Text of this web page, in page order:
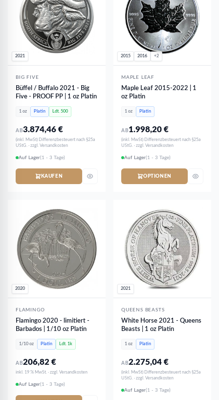
2021
BIG FIVE
Büffel / Buffalo 2021 - Big
Five - PROOF PP | 1 oz Platin
1 oz Platin Ldt. 500
AB3.874,46€
(inkl. MwSt) Differenzbesteuert nach §25a
UStG. · zzgl. Versandkosten
Auf Lager(1 - 3 Tage)
KAUFEN
2015 2016 +2
MAPLE LEAF
Maple Leaf 2015-2022 | 1
oz Platin
1 oz Platin
AB 1.998,20€
(inkl. MwSt) Differenzbesteuert nach §25a
UStG. · zzgl. Versandkosten
Auf Lager(1 - 3 Tage)
OPTIONEN
2020
FLAMINGO
Flamingo 2020 - limitiert -
Barbados | 1/10 oz Platin
1/10 oz Platin Ldt. 1k
AB206,82€
inkl. 19 % MwSt. · zzgl. Versandkosten
Auf Lager(1 - 3 Tage)
2021
QUEENS BEASTS
White Horse 2021 - Queens
Beasts | 1 oz Platin
1 oz Platin
AB2.275,04€
(inkl. MwSt) Differenzbesteuert nach §25a
UStG. · zzgl. Versandkosten
Auf Lager(1 - 3 Tage)